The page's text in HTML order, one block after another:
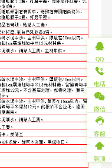
QQ
电话
微信
客服
到顶